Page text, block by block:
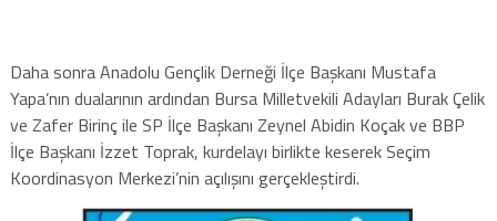
Daha sonra Anadolu Gençlik Derneği İlçe Başkanı Mustafa
Yapa’nın dualarının ardından Bursa Milletvekili Adayları Burak Çelik
ve Zafer Birinç ile SP İlçe Başkanı Zeynel Abidin Koçak ve BBP
İlçe Başkanı İzzet Toprak, kurdelayı birlikte keserek Seçim
Koordinasyon Merkezi’nin açılışını gerçekleştirdi.